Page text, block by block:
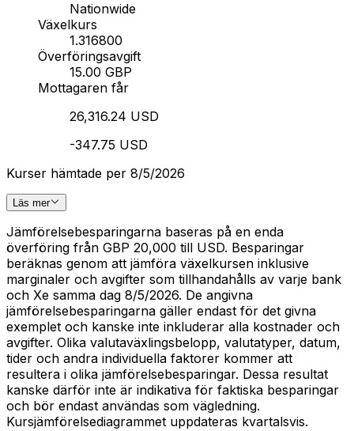
Nationwide
Växelkurs
1.316800
Överföringsavgift
15.00 GBP
Mottagaren får
26,316.24 USD
-347.75 USD
Kurser hämtade per 8/5/2026
Läs mer
Jämförelsebesparingarna baseras på en enda
överföring från GBP 20,000 till USD. Besparingar
beräknas genom att jämföra växelkursen inklusive
marginaler och avgifter som tillhandahålls av varje bank
och Xe samma dag 8/5/2026. De angivna
jämförelsebesparingarna gäller endast för det givna
exemplet och kanske inte inkluderar alla kostnader och
avgifter. Olika valutaväxlingsbelopp, valutatyper, datum,
tider och andra individuella faktorer kommer att
resultera i olika jämförelsebesparingar. Dessa resultat
kanske därför inte är indikativa för faktiska besparingar
och bör endast användas som vägledning.
Kursjämförelsediagrammet uppdateras kvartalsvis.